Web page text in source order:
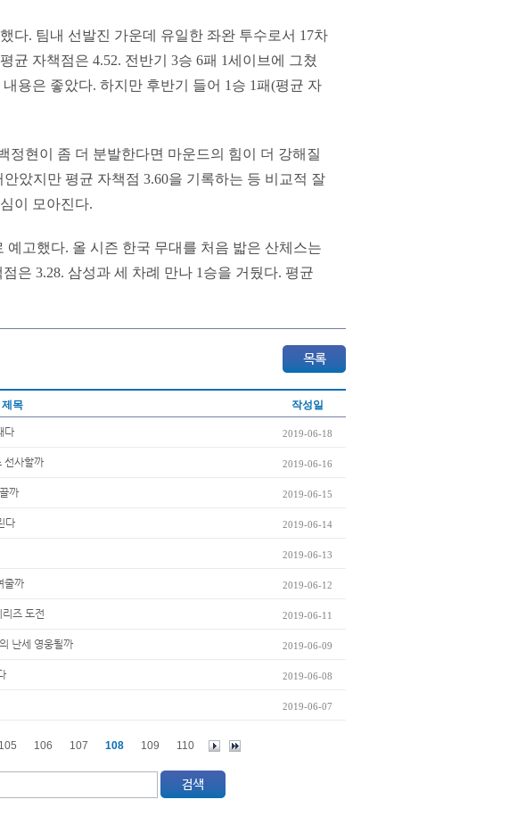
다. 팀내 선발진 가운데 유일한 좌완 투수로서 17차
균 자책점은 4.52. 전반기 3승 6패 1세이브에 그쳤
용은 좋았다. 하지만 후반기 들어 1승 1패(평균 자
정현이 좀 더 분발한다면 마운드의 힘이 더 강해질
았지만 평균 자책점 3.60을 기록하는 등 비교적 잘
이 모아진다.
고했다. 올 시즌 한국 무대를 처음 밟은 산체스는
은 3.28. 삼성과 세 차례 만나 1승을 거뒀다. 평균
제목 작성일
다 2019-06-18
선사할까 2019-06-16
까 2019-06-15
다 2019-06-14
2019-06-13
줄까 2019-06-12
즈 도전 2019-06-11
난세 영웅될까 2019-06-09
2019-06-08
2019-06-07
105 106 107 108 109 110